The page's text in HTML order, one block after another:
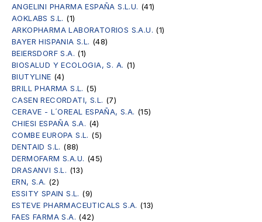
ANGELINI PHARMA ESPAÑA S.L.U. (41)
AOKLABS S.L. (1)
ARKOPHARMA LABORATORIOS S.A.U. (1)
BAYER HISPANIA S.L. (48)
BEIERSDORF S.A. (1)
BIOSALUD Y ECOLOGIA, S. A. (1)
BIUTYLINE (4)
BRILL PHARMA S.L. (5)
CASEN RECORDATI, S.L. (7)
CERAVE - L´OREAL ESPAÑA, S.A. (15)
CHIESI ESPAÑA S.A. (4)
COMBE EUROPA S.L. (5)
DENTAID S.L. (88)
DERMOFARM S.A.U. (45)
DRASANVI S.L. (13)
ERN, S.A. (2)
ESSITY SPAIN S.L. (9)
ESTEVE PHARMACEUTICALS S.A. (13)
FAES FARMA S.A. (42)